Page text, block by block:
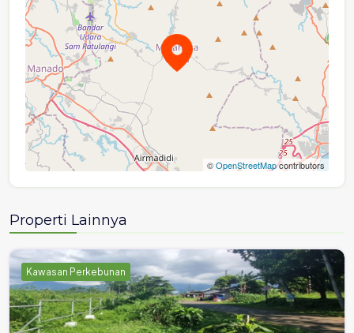
©OpenStreetMapcontributors
Properti Lainnya
Kawasan Perkebunan